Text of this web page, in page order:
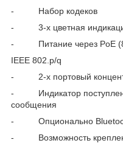
-
Набор кодеков
-
3-х цветная
-
Питание через PoE
IEEE 802.p/q
-
2-х портовый
-
Индикатор
сообщения
-
Опционально
-
Возможность